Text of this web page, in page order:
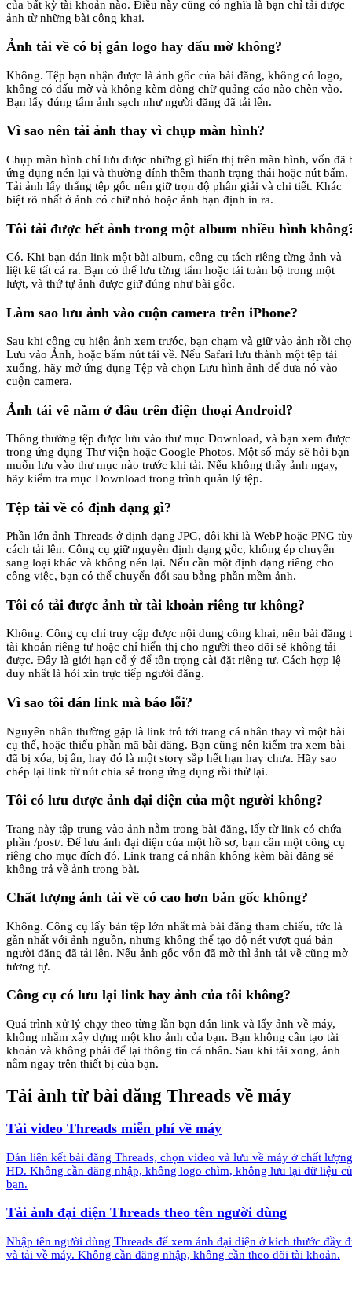
của bất kỳ tài khoản nào. Điều này cũng có nghĩa là bạn chỉ tải được
ảnh từ những bài công khai.
Ảnh tải về có bị gắn logo hay dấu mờ không?
Không. Tệp bạn nhận được là ảnh gốc của bài đăng, không có logo,
không có dấu mờ và không kèm dòng chữ quảng cáo nào chèn vào.
Bạn lấy đúng tấm ảnh sạch như người đăng đã tải lên.
Vì sao nên tải ảnh thay vì chụp màn hình?
Chụp màn hình chỉ lưu được những gì hiển thị trên màn hình, vốn đã
ứng dụng nén lại và thường dính thêm thanh trạng thái hoặc nút bấm.
Tải ảnh lấy thẳng tệp gốc nên giữ trọn độ phân giải và chi tiết. Khác
biệt rõ nhất ở ảnh có chữ nhỏ hoặc ảnh bạn định in ra.
Tôi tải được hết ảnh trong một album nhiều hình
Có. Khi bạn dán link một bài album, công cụ tách riêng từng ảnh và
liệt kê tất cả ra. Bạn có thể lưu từng tấm hoặc tải toàn bộ trong một
lượt, và thứ tự ảnh được giữ đúng như bài gốc.
Làm sao lưu ảnh vào cuộn camera trên iPhone?
Sau khi công cụ hiện ảnh xem trước, bạn chạm và giữ vào ảnh rồi
Lưu vào Ảnh, hoặc bấm nút tải về. Nếu Safari lưu thành một tệp tải
xuống, hãy mở ứng dụng Tệp và chọn Lưu hình ảnh để đưa nó vào
cuộn camera.
Ảnh tải về nằm ở đâu trên điện thoại Android?
Thông thường tệp được lưu vào thư mục Download, và bạn xem được
trong ứng dụng Thư viện hoặc Google Photos. Một số máy sẽ hỏi bạn
muốn lưu vào thư mục nào trước khi tải. Nếu không thấy ảnh ngay,
hãy kiểm tra mục Download trong trình quản lý tệp.
Tệp tải về có định dạng gì?
Phần lớn ảnh Threads ở định dạng JPG, đôi khi là WebP hoặc PNG
cách tải lên. Công cụ giữ nguyên định dạng gốc, không ép chuyển
sang loại khác và không nén lại. Nếu cần một định dạng riêng cho
công việc, bạn có thể chuyển đổi sau bằng phần mềm ảnh.
Tôi có tải được ảnh từ tài khoản riêng tư không?
Không. Công cụ chỉ truy cập được nội dung công khai, nên bài đăng
tài khoản riêng tư hoặc chỉ hiển thị cho người theo dõi sẽ không tải
được. Đây là giới hạn cố ý để tôn trọng cài đặt riêng tư. Cách hợp lệ
duy nhất là hỏi xin trực tiếp người đăng.
Vì sao tôi dán link mà báo lỗi?
Nguyên nhân thường gặp là link trỏ tới trang cá nhân thay vì một bài
cụ thể, hoặc thiếu phần mã bài đăng. Bạn cũng nên kiểm tra xem bài
đã bị xóa, bị ẩn, hay đó là một story sắp hết hạn hay chưa. Hãy sao
chép lại link từ nút chia sẻ trong ứng dụng rồi thử lại.
Tôi có lưu được ảnh đại diện của một người không?
Trang này tập trung vào ảnh nằm trong bài đăng, lấy từ link có chứa
phần /post/. Để lưu ảnh đại diện của một hồ sơ, bạn cần một công cụ
riêng cho mục đích đó. Link trang cá nhân không kèm bài đăng sẽ
không trả về ảnh trong bài.
Chất lượng ảnh tải về có cao hơn bản gốc không?
Không. Công cụ lấy bản tệp lớn nhất mà bài đăng tham chiếu, tức là
gần nhất với ảnh nguồn, nhưng không thể tạo độ nét vượt quá bản
người đăng đã tải lên. Nếu ảnh gốc vốn đã mờ thì ảnh tải về cũng mờ
tương tự.
Công cụ có lưu lại link hay ảnh của tôi không?
Quá trình xử lý chạy theo từng lần bạn dán link và lấy ảnh về máy,
không nhằm xây dựng một kho ảnh của bạn. Bạn không cần tạo tài
khoản và không phải để lại thông tin cá nhân. Sau khi tải xong, ảnh
nằm ngay trên thiết bị của bạn.
Tải ảnh từ bài đăng Threads về máy
Tải video Threads miễn phí về máy
Dán liên kết bài đăng Threads, chọn video và lưu về máy ở chất lượng
HD. Không cần đăng nhập, không logo chìm, không lưu lại dữ liệu
bạn.
Tải ảnh đại diện Threads theo tên người dùng
Nhập tên người dùng Threads để xem ảnh đại diện ở kích thước đầy
và tải về máy. Không cần đăng nhập, không cần theo dõi tài khoản.